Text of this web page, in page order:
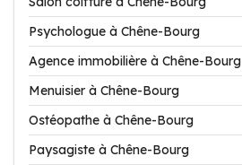
Psychologue à Chêne-Bourg
Agence immobilière à Chêne-Bourg
Menuisier à Chêne-Bourg
Ostéopathe à Chêne-Bourg
Paysagiste à Chêne-Bourg